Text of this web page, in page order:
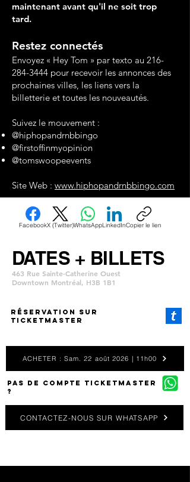
maintenant avant qu'il ne soit trop
tard.
Restez connectés
Envoyez « Hey Tom » par texto au 216-
284-3444 pour recevoir les annonces des
prochaines villes, les liens vers la
billetterie et toutes les nouveautés.
Suivez le mouvement :
@hiphopandrnbbingo
@firstoffinmyopinion
@tomswoopeevents
Site Web : www.hiphopandrnbbingo.com
FacebookX (Twitter)WhatsAppLinkedInCopier le lien
DATES + BILLETS
463 Rue Sainte-Catherine Ouest
Downtown Montréal, H3B 1B1
Réservation SUR
TICKETMASTER
ACHETER : Sam. 22 août 2026 | 11h00
PAS DE COMPTE TICKETMASTER
?
CONTACTEZ-NOUS SUR WHATSAPP